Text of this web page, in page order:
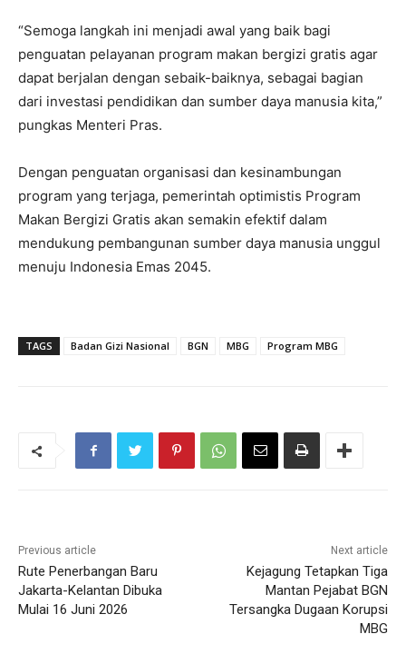
“Semoga langkah ini menjadi awal yang baik bagi
penguatan pelayanan program makan bergizi gratis agar
dapat berjalan dengan sebaik-baiknya, sebagai bagian
dari investasi pendidikan dan sumber daya manusia kita,”
pungkas Menteri Pras.
Dengan penguatan organisasi dan kesinambungan
program yang terjaga, pemerintah optimistis Program
Makan Bergizi Gratis akan semakin efektif dalam
mendukung pembangunan sumber daya manusia unggul
menuju Indonesia Emas 2045.
TAGS Badan Gizi Nasional BGN MBG Program MBG
Previous article
Rute Penerbangan Baru
Jakarta-Kelantan Dibuka
Mulai 16 Juni 2026
Next article
Kejagung Tetapkan Tiga
Mantan Pejabat BGN
Tersangka Dugaan Korupsi
MBG